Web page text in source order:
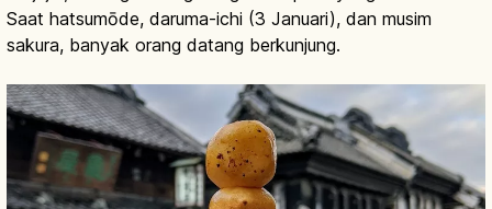
Saat hatsumōde, daruma-ichi (3 Januari), dan musim
sakura, banyak orang datang berkunjung.